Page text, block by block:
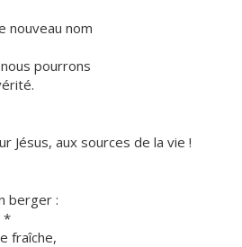
nouveau nom
pourrons
Jésus, aux sources de la vie !
berger :
*
fraîche,